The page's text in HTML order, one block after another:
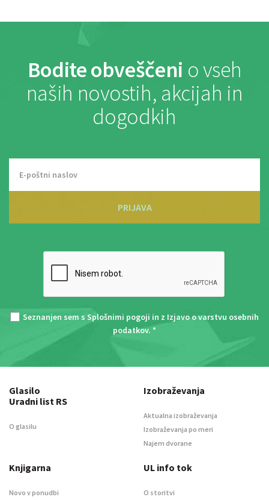
Bodite obveščeni o vseh
naših novostih, akcijah in
dogodkih
PRIJAVA
Seznanjen sem s Splošnimi pogoji in z Izjavo o varstvu osebnih
podatkov. *
Glasilo
Uradni list RS
O glasilu
Izobraževanja
Aktualna izobraževanja
Izobraževanja po meri
Najem dvorane
Knjigarna
Novo v ponudbi
UL info tok
O storitvi